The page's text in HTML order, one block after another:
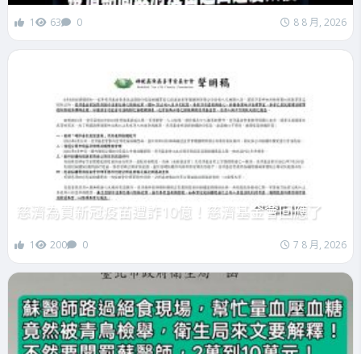
1 63 0 8 8 月, 2026
慈濟為買新冠疫苗遭詐10億！慈濟基金會回應了
1 200 0 7 8 月, 2026